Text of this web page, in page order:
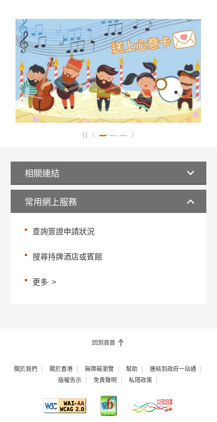
相關連結
常用網上服務
查詢簽證申請狀況
搜尋持牌酒店或賓館
更多 >
回到頁首
關於我們 關於香港 無障礙瀏覽 幫助
連結到政府一站通
版權告示
免責聲明 私隱政策